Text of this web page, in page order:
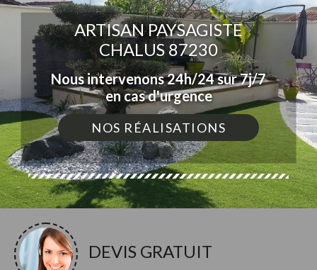
ARTISAN PAYSAGISTE
CHALUS 87230
Nous intervenons 24h/24 sur 7j/7
en cas d'urgence
NOS RÉALISATIONS
DEVIS GRATUIT